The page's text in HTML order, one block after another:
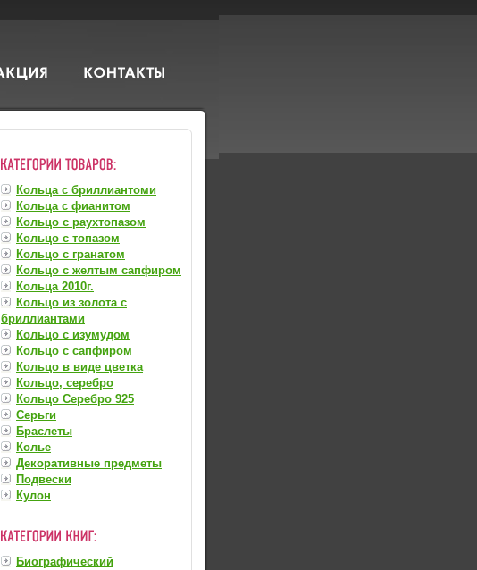
Кольца с бриллиантоми
Кольца с фианитом
Кольцо с раухтопазом
Кольцо с топазом
Кольцо с гранатом
Кольцо с желтым сапфиром
Кольца 2010г.
Кольцо из золота с
бриллиантами
Кольцо с изумудом
Кольцо с сапфиром
Кольцо в виде цветка
Кольцо, серебро
Кольцо Серебро 925
Серьги
Браслеты
Колье
Декоративные предметы
Подвески
Кулон
Биографический